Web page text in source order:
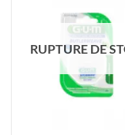
RUPTURE DE